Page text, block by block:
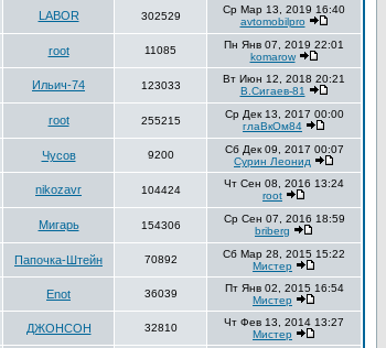
LABOR 302529
Ср Мар 13, 2019 16:40
avtomobilpro
root 11085
Пн Янв 07, 2019 22:01
komarow
Ильич-74 123033
Вт Июн 12, 2018 20:21
В.Сигаев-81
root 255215
Ср Дек 13, 2017 00:00
глаВкОм84
Чусов 9200
Сб Дек 09, 2017 00:07
Сурин Леонид
nikozavr 104424
Чт Сен 08, 2016 13:24
root
Мигарь 154306
Ср Сен 07, 2016 18:59
briberg
Папочка-Штейн 70892
Сб Мар 28, 2015 15:22
Мистер
Enot 36039
Пт Янв 02, 2015 16:54
Мистер
ДЖОНСОН 32810
Чт Фев 13, 2014 13:27
Мистер